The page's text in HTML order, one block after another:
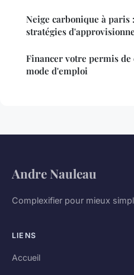
Neige carbonique à paris
stratégies
Financer votre permis de
mode d'emploi
Andre Nauleau
Complexifier pour mieux
LIENS
Accueil